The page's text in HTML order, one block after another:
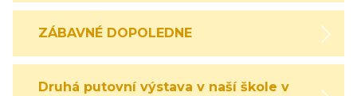
ZÁBAVNÉ DOPOLEDNE
Druhá putovní výstava v naší škole v